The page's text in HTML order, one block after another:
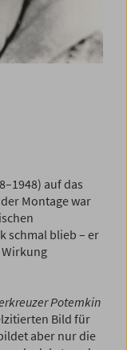
auf das
Montage war
schmal blieb – er
Potemkin
Bild für
aber nur die